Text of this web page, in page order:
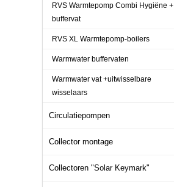
RVS Warmtepomp Combi Hygiëne +
buffervat
RVS XL Warmtepomp-boilers
Warmwater buffervaten
Warmwater vat +uitwisselbare
wisselaars
Circulatiepompen
Collector montage
Collectoren "Solar Keymark"